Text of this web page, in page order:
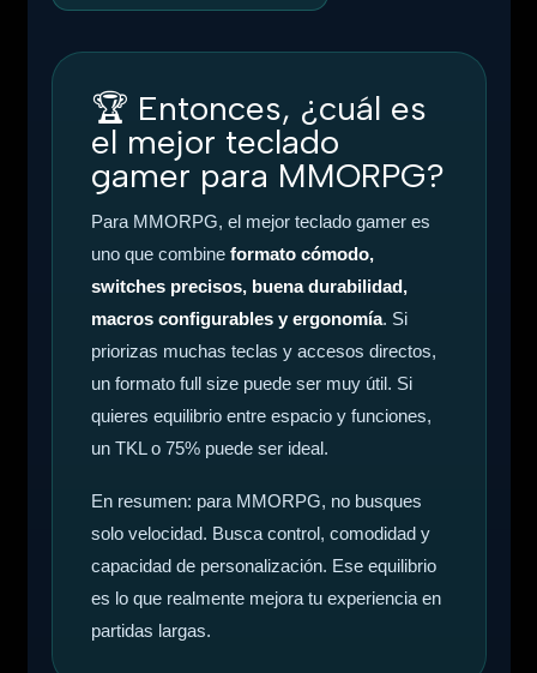
🏆 Entonces, ¿cuál es
el mejor teclado
gamer para MMORPG?
Para MMORPG, el mejor teclado gamer es
uno que combine formato cómodo,
switches precisos, buena durabilidad,
macros configurables y ergonomía. Si
priorizas muchas teclas y accesos directos,
un formato full size puede ser muy útil. Si
quieres equilibrio entre espacio y funciones,
un TKL o 75% puede ser ideal.
En resumen: para MMORPG, no busques
solo velocidad. Busca control, comodidad y
capacidad de personalización. Ese equilibrio
es lo que realmente mejora tu experiencia en
partidas largas.